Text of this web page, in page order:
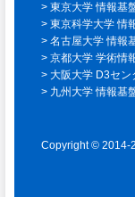
東京大学 情報基
東京科学大学 情
名古屋大学 情報
京都大学 学術情
大阪大学 D3セン
九州大学 情報基
Copyright © 2014-